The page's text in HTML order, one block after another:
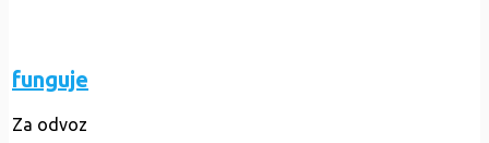
funguje
Za odvoz